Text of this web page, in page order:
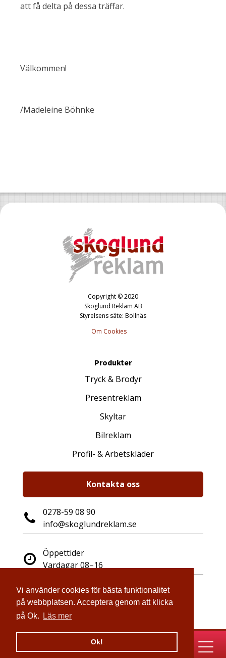
Vi använder cookies för bästa funktionalitet
på webbplatsen. Acceptera genom att klicka
på Ok.
Läs mer
Ok!
att få delta på dessa träffar.
Välkommen!
/Madeleine Böhnke
Copyright © 2020
Skoglund Reklam AB
Styrelsens säte: Bollnäs
Om Cookies
Produkter
Tryck & Brodyr
Presentreklam
Skyltar
Bilreklam
Profil- & Arbetskläder
Kontakta oss
0278-59 08 90
info@skoglundreklam.se
Öppettider
Vardagar 08–16
Industrigatan 14
821 41 Bollnäs